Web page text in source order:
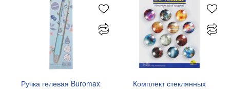
Ручка гелевая Buromax
Комплект стеклянных